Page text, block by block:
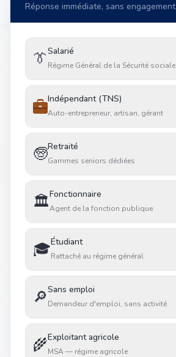
04 51 55 49 38
Réponse immédiate, sans engagement
👔Salarié
Régime Général de la Sécurité sociale
Indépendant (TNS)
Auto-entrepreneur, artisan, gérant
🧓Retraité
Gammes seniors dédiées
🏛️Fonctionnaire
Agent de la fonction publique
🎓Étudiant
Rattaché au régime général
🔎Sans emploi
Demandeur d'emploi, sans activité
🌾Exploitant agricole
MSA — régime agricole